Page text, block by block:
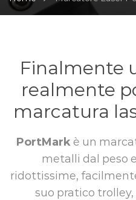
Finalmente
realmente
marcatura
PortMarkè un
metalli dal peso
ridottissime,
suo pratico trolley,